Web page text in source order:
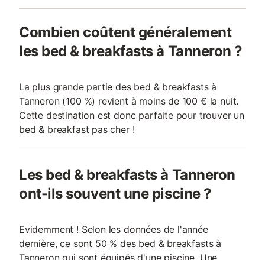
Combien coûtent généralement
les bed & breakfasts à Tanneron ?
La plus grande partie des bed & breakfasts à
Tanneron (100 %) revient à moins de 100 € la nuit.
Cette destination est donc parfaite pour trouver un
bed & breakfast pas cher !
Les bed & breakfasts à Tanneron
ont-ils souvent une piscine ?
Evidemment ! Selon les données de l'année
dernière, ce sont 50 % des bed & breakfasts à
Tanneron qui sont équipés d'une piscine. Une